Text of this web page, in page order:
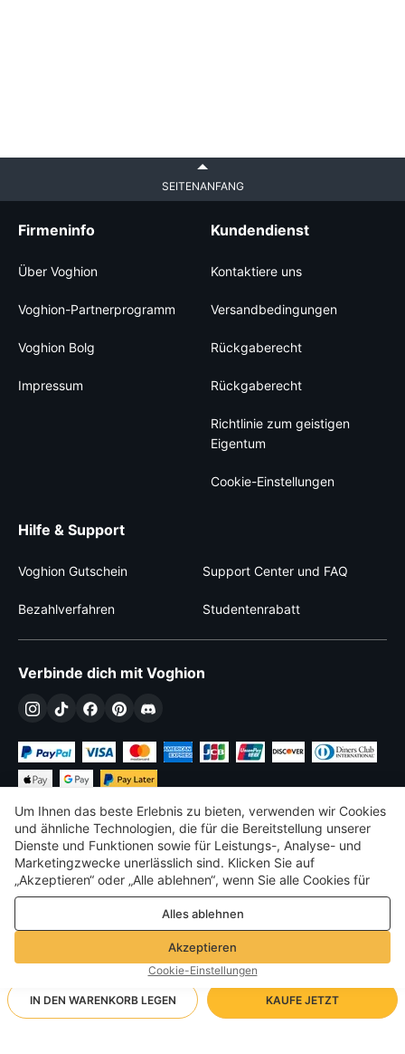
IN DEN WARENKORB LEGEN KAUFE JETZT
SEITENANFANG
Firmeninfo
Über Voghion
Voghion-Partnerprogramm
Voghion Bolg
Impressum
Kundendienst
Kontaktiere uns
Versandbedingungen
Rückgaberecht
Rückgaberecht
Richtlinie zum geistigen
Eigentum
Cookie-Einstellungen
Hilfe & Support
Voghion Gutschein Support Center und FAQ
Bezahlverfahren Studentenrabatt
Verbinde dich mit Voghion
€ EUR Germany
©2026 Voghion
Terms & amp; Bedingungen
Datenschutz- und Cookie-Richtlinie
Community-Richtlinien
Um Ihnen das beste Erlebnis zu bieten, verwenden wir Cookies
und ähnliche Technologien, die für die Bereitstellung unserer
Dienste und Funktionen sowie für Leistungs-, Analyse- und
Marketingzwecke unerlässlich sind. Klicken Sie auf
„Akzeptieren“ oder „Alle ablehnen“, wenn Sie alle Cookies für
Leistungs-, Analyse- und Marketingzwecke zulassen oder
ablehnen möchten. Weitere Informationen finden Sie in unserer
Datenschutz- und Cookie-Richtlinie
Alles ablehnen
Akzeptieren
Cookie-Einstellungen